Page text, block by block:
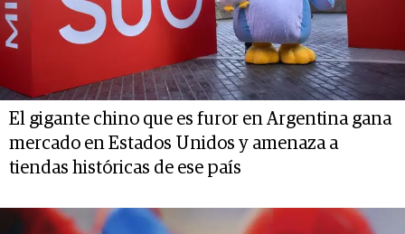
El gigante chino que es furor en Argentina gana
mercado en Estados Unidos y amenaza a
tiendas históricas de ese país